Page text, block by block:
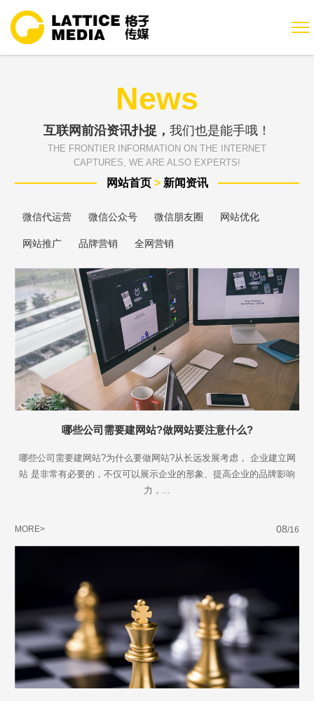
News
互联网前沿资讯扑捉， 我们也是能手哦！
THE FRONTIER INFORMATION ON THE INTERNET
CAPTURES, WE ARE ALSO EXPERTS!
网站首页> 新闻资讯
微信代运营 微信公众号 微信朋友圈 网站优化
网站推广 品牌营销 全网营销
哪些公司需要建网站?做网站要注意什么?
哪些公司需要建网站?为什么要做网站?从长远发展考虑， 企业建立网
站 是非常有必要的，不仅可以展示企业的形象、提高企业的品牌影响
力，...
MORE> 08/16